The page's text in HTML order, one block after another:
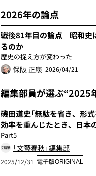
2026年の論点
戦後81年目の論点 昭和史
るのか
歴史の捉え方が変わった
保阪 正康 2026/04/21
編集部員が選ぶ“2025
磯田道史「無駄を省き、形
効率を重んじたとき、日本
Part5
「文藝春秋」編集部
2025/12/31 電子版ORIGINAL